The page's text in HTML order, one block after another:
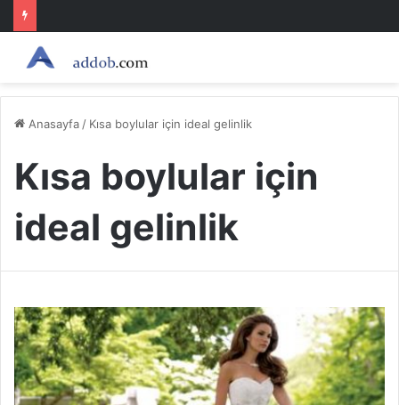
Anasayfa / Kısa boylular için ideal gelinlik
Kısa boylular için
ideal gelinlik